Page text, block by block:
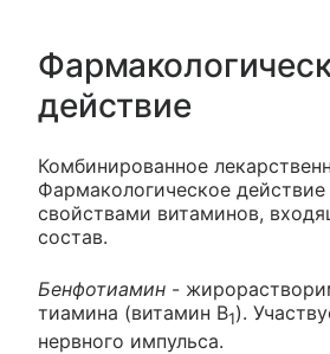
действие
Комбинированное
Фармакологическое действие
свойствами витаминов,
состав.
Бенфотиамин -
тиамина (витамин В1).
нервного импульса.